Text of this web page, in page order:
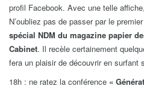
profil Facebook. Avec une telle
N’oubliez pas de passer par le
spécial NDM du magazine papier
Cabinet. Il recèle certainement
fera un plaisir de découvrir en surfant
18h : ne ratez la conférence «